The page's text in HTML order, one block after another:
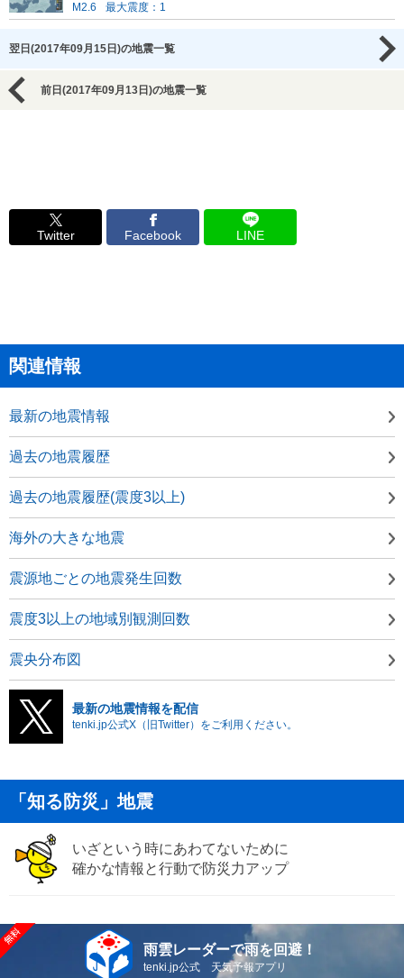
M2.6
最大震度：1
翌日(2017年09月15日)の地震一覧
前日(2017年09月13日)の地震一覧
Twitter Facebook LINE
関連情報
最新の地震情報
過去の地震履歴
過去の地震履歴(震度3以上)
海外の大きな地震
震源地ごとの地震発生回数
震度3以上の地域別観測回数
震央分布図
最新の地震情報を配信
tenki.jp公式X（旧Twitter）をご利用ください。
「知る防災」地震
いざという時にあわてないために
確かな情報と行動で防災力アップ
雨雲レーダーで雨を回避！
tenki.jp公式 天気予報アプリ